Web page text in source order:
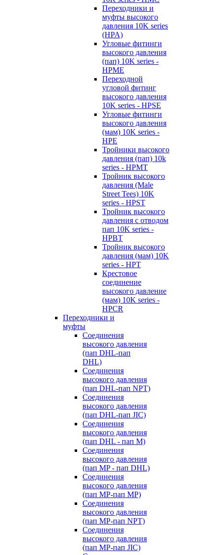
Переходники и
муфты высокого
давления 10K series
(HPA)
Угловые фитинги
высокого давления
(пап) 10K series -
HPME
Переходной
угловой фитинг
высокого давления
10K series - HPSE
Угловые фитинги
высокого давления
(мам) 10K series -
HPE
Тройники высокого
давления (пап) 10k
series - HPMT
Тройник высокого
давления (Male
Street Tees) 10K
series - HPST
Тройник высокого
давления с отводом
пап 10K series -
HPBT
Тройник высокого
давления (мам) 10K
series - HPT
Крестовое
соединение
высокого давление
(мам) 10K series -
HPCR
Переходники и
муфты
Cоединения
высокого давления
(пап DHL-пап
DHL)
Соединения
высокого давления
(пап DHL-пап NPT)
Соединения
высокого давления
(пап DHL-пап JIC)
Cоединения
высокого давления
(пап DHL - пап M)
Cоединения
высокого давления
(пап MP - пап DHL)
Соединения
высокого давления
(пап MP-пап MP)
Соединения
высокого давления
(пап MP-пап NPT)
Соединения
высокого давления
(пап MP-пап JIC)